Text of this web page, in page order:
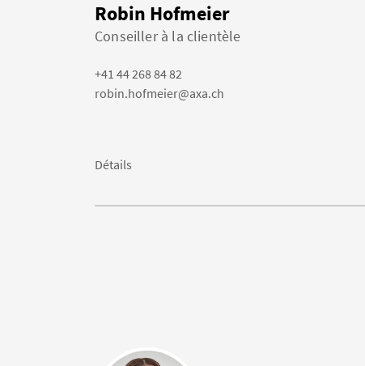
Robin Hofmeier
Conseiller à la clientèle
+41 44 268 84 82
robin.hofmeier@axa.ch
Détails